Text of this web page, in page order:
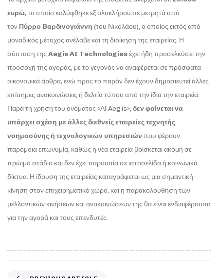
ευρώ, το οποίο καλύφθηκε εξ ολοκλήρου σε μετρητά από
τον Πύρρο Βαρδινογιάννη (του Νικολάου), ο οποίος εκτός από
μοναδικός μέτοχος ανέλαβε και τη διοίκηση της εταιρείας. Η
σύσταση της Aegis AI Technologiesέχει ήδη προσελκύσει την
προσοχή της αγοράς, με το γεγονός να αναφέρεται σε πρόσφατα
οικονομικά άρθρα, ενώ προς το παρόν δεν έχουν δημοσιευτεί άλλες
επίσημες ανακοινώσεις ή δελτία τύπου από την ίδια την εταιρεία.
Παρά τη χρήση του ονόματος «ΑΙ Aegis», δεν φαίνεται να
υπάρχει σχέση με άλλες διεθνείς εταιρείες τεχνητής
νοημοσύνης ή τεχνολογικών υπηρεσιών που φέρουν
παρόμοια επωνυμία, καθώς η νέα εταιρεία βρίσκεται ακόμη σε
πρώιμο στάδιο και δεν έχει παρουσία σε ιστοσελίδα ή κοινωνικά
δίκτυα. Η ίδρυση της εταιρείας καταγράφεται ως μια σημαντική
κίνηση στον επιχειρηματικό χώρο, και η παρακολούθηση των
μελλοντικών κινήσεων και ανακοινώσεων της θα είναι ενδιαφέρουσα
για την αγορά και τους επενδυτές.